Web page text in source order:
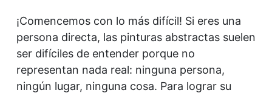
¡Comencemos con lo más difícil! Si eres una
persona directa, las pinturas abstractas suelen
ser difíciles de entender porque no
representan nada real: ninguna persona,
ningún lugar, ninguna cosa. Para lograr su